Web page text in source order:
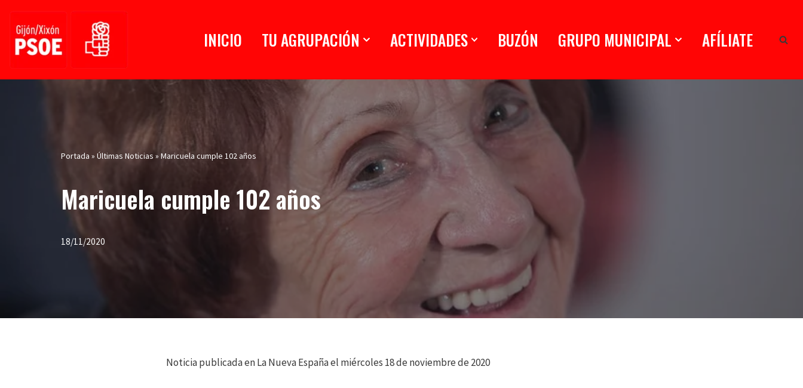
Saltar
INICIO TU AGRUPACIÓN ACTIVIDADES BUZÓN GRUPO MUNICIPAL AFÍLIATE
Portada » Últimas Noticias » Maricuela cumple 102 años
Maricuela cumple 102 años
18/11/2020
Noticia publicada en La Nueva España el miércoles 18 de noviembre de 2020